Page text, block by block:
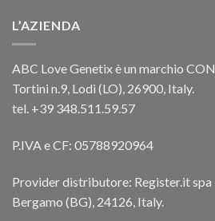
L’AZIENDA
ABC Love Genetix è un marchio
Tortini n.9, Lodi (LO), 26900, Italy.
tel. +39 348.511.59.57
P.IVA e CF: 05788920964
Provider distributore: Register.it spa
Bergamo (BG), 24126, Italy.